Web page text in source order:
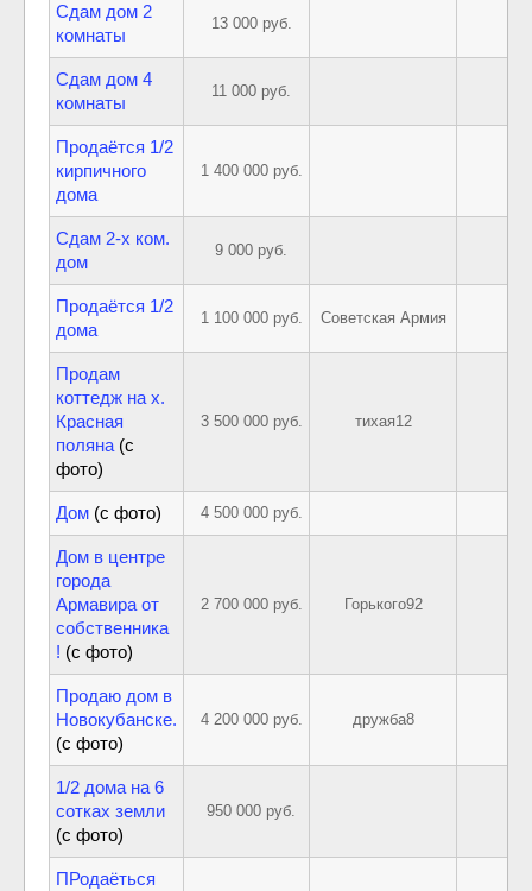
Сдам дом 2
комнаты
13 000 руб.
Сдам дом 4
комнаты
11 000 руб.
Продаётся 1/2
кирпичного
дома
1 400 000 руб.
Сдам 2-х ком.
дом
9 000 руб.
Продаётся 1/2
дома
1 100 000 руб. Советская Армия
Продам
коттедж на х.
Красная
поляна (с
фото)
3 500 000 руб. тихая12
Дом (с фото) 4 500 000 руб.
Дом в центре
города
Армавира от
собственника
! (с фото)
2 700 000 руб. Горького92
Продаю дом в
Новокубанске.
(с фото)
4 200 000 руб. дружба8
1/2 дома на 6
сотках земли
(с фото)
950 000 руб.
ПРодаёться